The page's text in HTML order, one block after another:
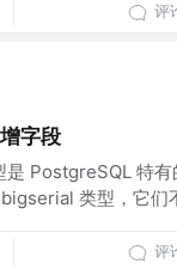
评
字段
特有
类型，它们
评